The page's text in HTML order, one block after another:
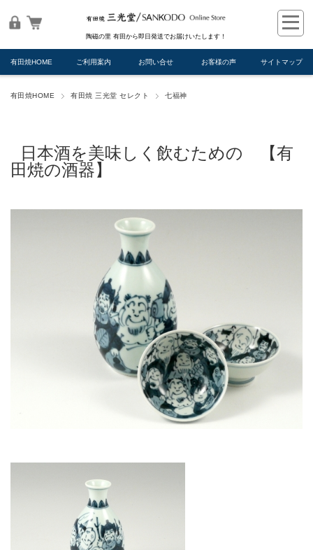
陶磁の里 有田から即日発送でお届けいたします！
有田焼HOME ご利用案内 お問い合せ お客様の声 サイトマップ
有田焼HOME 有田焼 三光堂 セレクト 七福神
日本酒を美味しく飲むための 【有
田焼の酒器】